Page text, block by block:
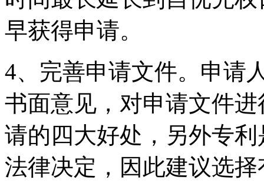
早获得申请。
4、完善申请文件。申请
书面意见，对申请文件
请的四大好处，另外专
法律决定，因此建议选